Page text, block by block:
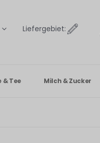
Liefergebiet:
& Tee Milch & Zucker